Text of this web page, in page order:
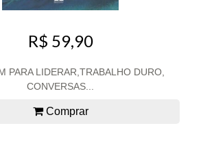
R$ 59,90
PARA LIDERAR,TRABALHO DURO,
CONVERSAS...
Comprar